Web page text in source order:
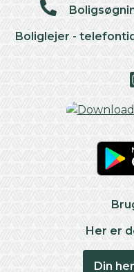
Boliglejer -
Her er
Din